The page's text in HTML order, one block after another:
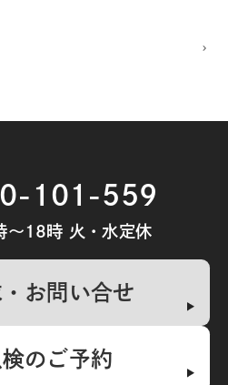
101-559
～18時 火・水定休
お問い合せ
のご予約